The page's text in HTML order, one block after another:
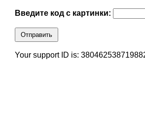
Введите код с картинки:
Отправить
Your support ID is: